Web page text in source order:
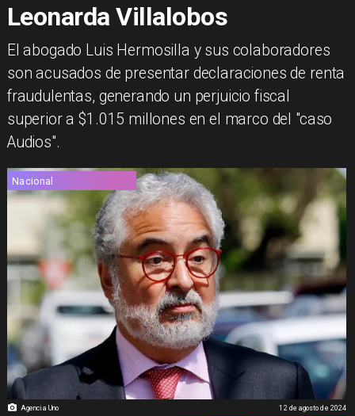
Leonarda Villalobos
​El abogado Luis Hermosilla y sus colaboradores
son acusados de presentar declaraciones de renta
fraudulentas, generando un perjuicio fiscal
superior a $1.015 millones en el marco del "caso
Audios".
Agencia Uno
Nacional
12 de agosto de 2024